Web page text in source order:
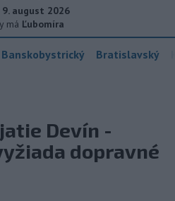
9. august 2026
má Ľubomíra
Banskobystrický Bratislavský
Devín -
dopravné